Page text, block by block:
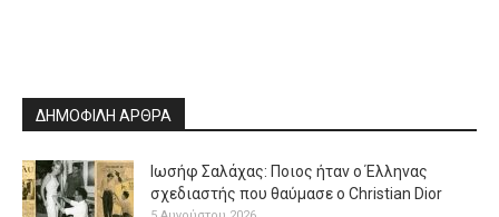
ΔΗΜΟΦΙΛΗ ΑΡΘΡΑ
Ιωσήφ Σαλάχας: Ποιος ήταν ο Έλληνας
σχεδιαστής που θαύμασε ο Christian Dior